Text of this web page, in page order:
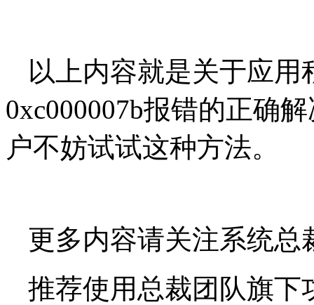
以上内容就是关于应
0xc000007b报错的正确
户不妨试试这种方法。
更多内容请关注系统总
推荐使用总裁团队旗下